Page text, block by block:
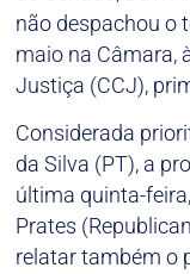
não despachou o
maio na Câmara,
Justiça (CCJ),
Considerada
da Silva (PT), a
última quinta-
Prates
relatar também o